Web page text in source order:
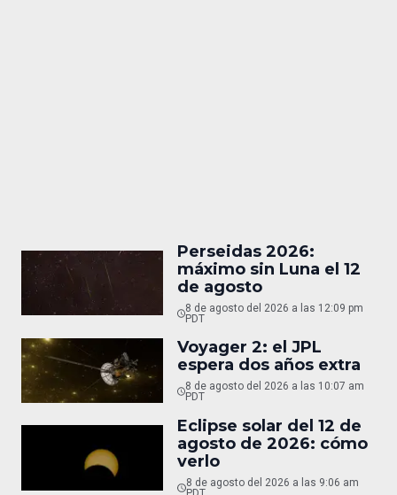
Perseidas 2026:
máximo sin Luna el 12
de agosto
8 de agosto del 2026 a las 12:09 pm
PDT
Voyager 2: el JPL
espera dos años extra
8 de agosto del 2026 a las 10:07 am
PDT
Eclipse solar del 12 de
agosto de 2026: cómo
verlo
8 de agosto del 2026 a las 9:06 am